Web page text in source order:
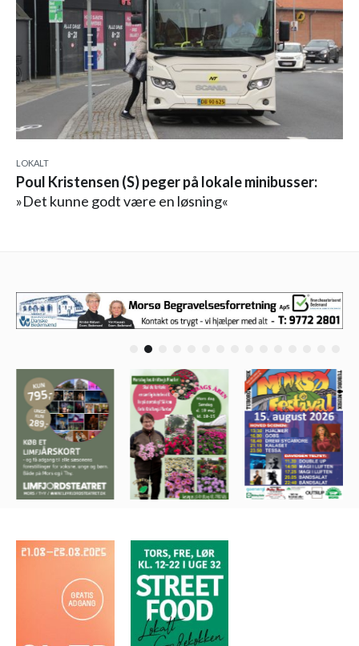
LOKALT
Poul Kristensen (S) peger på lokale minibusser:
»Det kunne godt være en løsning«